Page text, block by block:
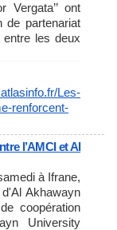
Vergata’’ ont
de partenariat
les deux
Les-
renforcent-
l’AMCI et Al
à Ifrane,
Akhawayn
coopération
University